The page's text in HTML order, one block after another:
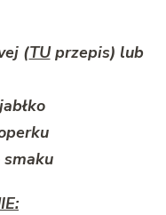
(TUprzepis) lub